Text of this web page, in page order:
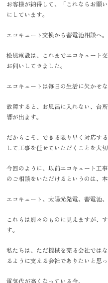
お客様が納得して、「これならお願
にしています。
エコキュート交換から蓄電池相談へ
松風電設は、これまでエコキュート
お伺いしてきました。
エコキュートは毎日の生活に欠かせ
故障すると、お風呂に入れない、台
響が出ます。
だからこそ、できる限り早く対応す
して工事を任せていただくことを大
今回のように、以前エコキュート工
のご相談をいただけるというのは、
エコキュート、太陽光発電、蓄電池
これらは別々のものに見えますが、
す。
私たちは、ただ機械を売る会社では
るように支える会社でありたいと思っ
電気代が高くなっている今、